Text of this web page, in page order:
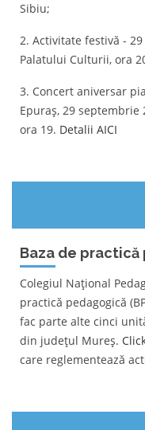
Sibiu;
2. Activitate festivă -
Palatului Culturii, ora
3. Concert aniversar
Epuraș, 29 septembrie
ora 19. Detalii AICI
Baza de
Colegiul Național
practică pedagogică
fac parte alte cinci
din județul Mureș.
care reglementează